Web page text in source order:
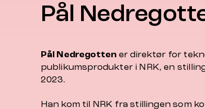
Pål
Pål Nedregotten er direktør for
publikumsprodukter i NRK, en
2023.
Han kom til NRK fra stillingen som